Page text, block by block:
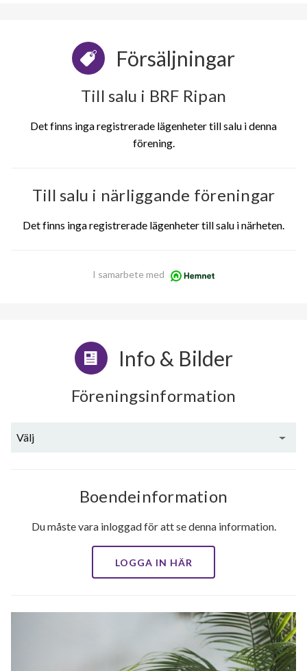
Försäljningar
Till salu i BRF Ripan
Det finns inga registrerade lägenheter till salu i denna
förening.
Till salu i närliggande föreningar
Det finns inga registrerade lägenheter till salu i närheten.
I samarbete med
Info & Bilder
Föreningsinformation
Välj
Boendeinformation
Du måste vara inloggad för att se denna information.
LOGGA IN HÄR